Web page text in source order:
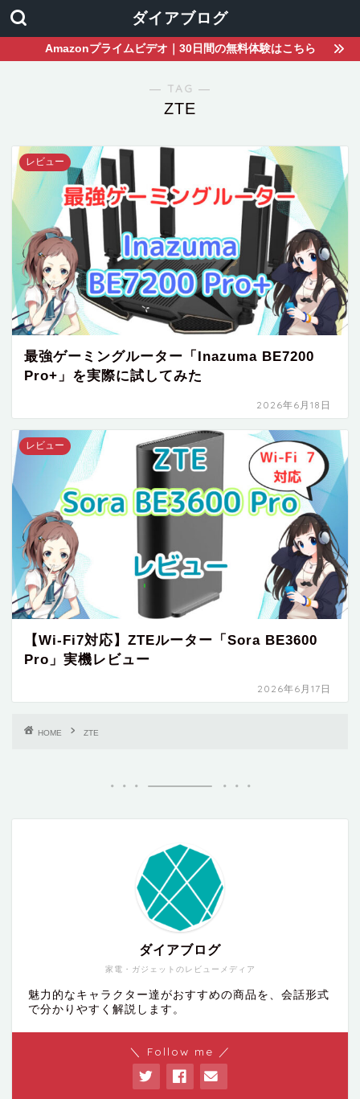
ダイアブログ
Amazonプライムビデオ｜30日間の無料体験はこちら
― TAG ―
ZTE
レビュー
最強ゲーミングルーター「Inazuma BE7200
Pro+」を実際に試してみた
2026年6月18日
レビュー
【Wi-Fi7対応】ZTEルーター「Sora BE3600
Pro」実機レビュー
2026年6月17日
HOME ZTE
家電・ガジェットのレビューメディア
ダイアブログ
魅力的なキャラクター達がおすすめの商品を、会話形式
で分かりやすく解説します。
＼ Follow me ／